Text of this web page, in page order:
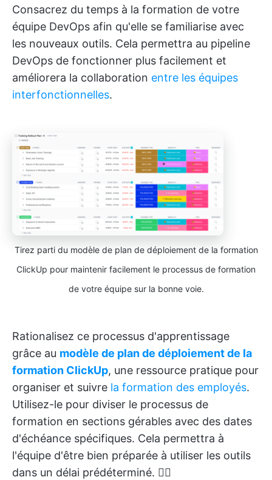
Consacrez du temps à la formation de votre
équipe DevOps afin qu'elle se familiarise avec
les nouveaux outils. Cela permettra au pipeline
DevOps de fonctionner plus facilement et
améliorera la collaboration entre les équipes
interfonctionnelles.
Tirez parti du modèle de plan de déploiement de la formation
ClickUp pour maintenir facilement le processus de formation
de votre équipe sur la bonne voie.
Rationalisez ce processus d'apprentissage
grâce au modèle de plan de déploiement de la
formation ClickUp, une ressource pratique pour
organiser et suivre la formation des employés.
Utilisez-le pour diviser le processus de
formation en sections gérables avec des dates
d'échéance spécifiques. Cela permettra à
l'équipe d'être bien préparée à utiliser les outils
dans un délai prédéterminé. 🏋️‍♂️